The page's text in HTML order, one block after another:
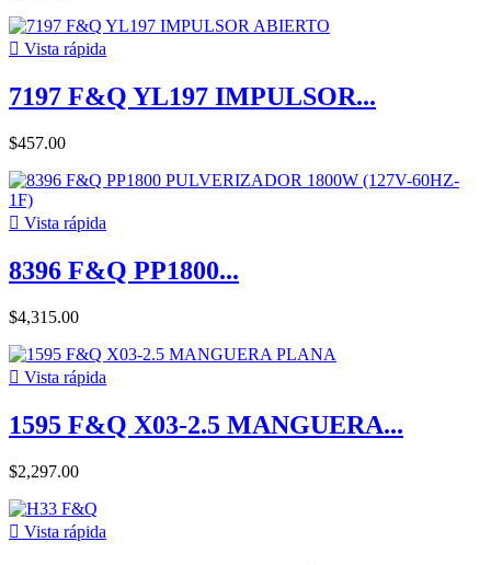
 Vista rápida
7197 F&Q YL197 IMPULSOR...
$457.00
 Vista rápida
8396 F&Q PP1800...
$4,315.00
 Vista rápida
1595 F&Q X03-2.5 MANGUERA...
$2,297.00
 Vista rápida